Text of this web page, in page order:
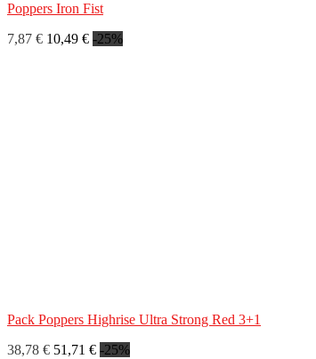
Poppers Iron Fist
7,87 € 10,49 € -25%
Pack Poppers Highrise Ultra Strong Red 3+1
38,78 € 51,71 € -25%